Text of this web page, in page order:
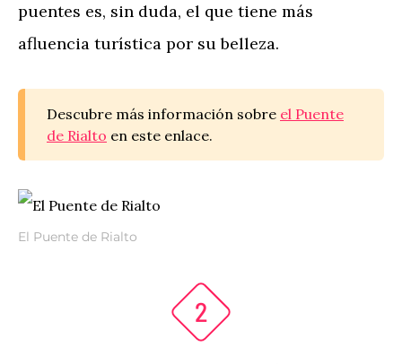
puentes es, sin duda, el que tiene más
afluencia turística por su belleza.
Descubre más información sobre el Puente
de Rialto en este enlace.
El Puente de Rialto